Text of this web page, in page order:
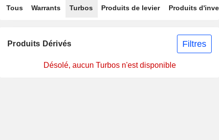
Tous Warrants Turbos Produits de levier Produits
Produits Dérivés Filtres
Désolé, aucun Turbos n'est disponible